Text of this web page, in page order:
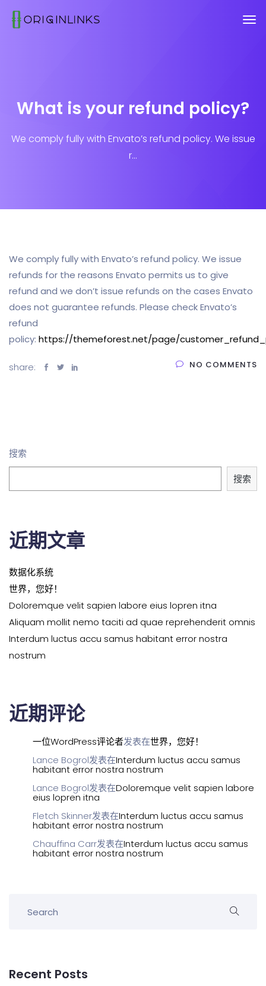
What is your refund policy?
We comply fully with Envato’s refund policy. We issue
r...
We comply fully with Envato’s refund policy. We issue
refunds for the reasons Envato permits us to give
refund and we don’t issue refunds on the cases Envato
does not guarantee refunds. Please check Envato’s
refund
policy: https://themeforest.net/page/
share: NO COMMENTS
搜索
搜索
近期文章
数据化系统
世界，您好！
Doloremque velit sapien labore eius lopren itna
Aliquam mollit nemo taciti ad quae reprehenderit omnis
Interdum luctus accu samus habitant error nostra
nostrum
近期评论
一位WordPress评论者发表在世界，您好！
Lance Bogrol发表在Interdum luctus accu samus
habitant error nostra nostrum
Lance Bogrol发表在Doloremque velit sapien labore
eius lopren itna
Fletch Skinner发表在Interdum luctus accu samus
habitant error nostra nostrum
Chauffina Carr发表在Interdum luctus accu samus
habitant error nostra nostrum
Recent Posts